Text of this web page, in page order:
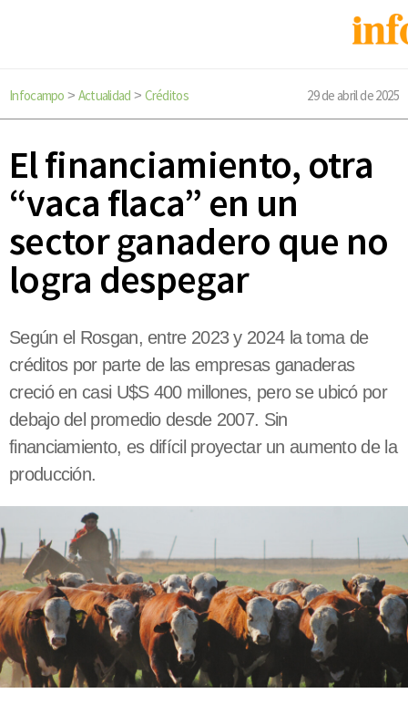
Infocampo > Actualidad > Créditos 29 de abril de 2025
El financiamiento, otra
“vaca flaca” en un
sector ganadero que no
logra despegar
Según el Rosgan, entre 2023 y 2024 la toma de
créditos por parte de las empresas ganaderas
creció en casi U$S 400 millones, pero se ubicó por
debajo del promedio desde 2007. Sin
financiamiento, es difícil proyectar un aumento de la
producción.